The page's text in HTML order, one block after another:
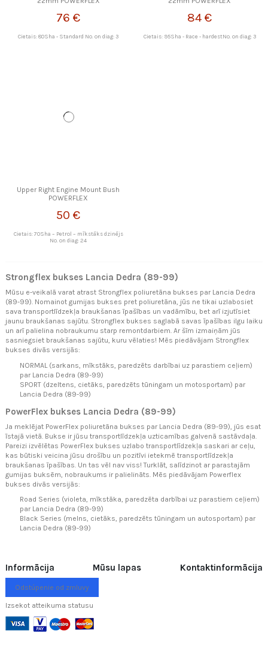
76 €
Cietais: 80Sha - Standard No. on diag: 3
84 €
Cietais: 95Sha - Race - hardestNo. on diag: 3
Upper Right Engine Mount Bush
POWERFLEX
50 €
Cietais: 70Sha – Petrol – mīkstāks dzinējs
No. on diag: 24
Strongflex bukses Lancia Dedra (89-99)
Mūsu e-veikalā varat atrast Strongflex poliuretāna bukses par Lancia Dedra
(89-99). Nomainot gumijas bukses pret poliuretāna, jūs ne tikai uzlabosiet
sava transportlīdzekļa braukšanas īpašības un vadāmību, bet arī izjutīsiet
jaunu braukšanas sajūtu. Strongflex bukses saglabā savas īpašības ilgu laiku
un arī palielina nobraukumu starp remontdarbiem. Ar šīm izmaiņām jūs
sasniegsiet braukšanas sajūtu, kuru vēlaties! Mēs piedāvājam Strongflex
bukses divās versijās:
NORMAL (sarkans, mīkstāks, paredzēts darbībai uz parastiem ceļiem)
par Lancia Dedra (89-99)
SPORT (dzeltens, cietāks, paredzēts tūningam un motosportam) par
Lancia Dedra (89-99)
PowerFlex bukses Lancia Dedra (89-99)
Ja meklējat PowerFlex poliuretāna bukses par Lancia Dedra (89-99), jūs esat
īstajā vietā. Bukse ir jūsu transportlīdzekļa uzticamības galvenā sastāvdaļa.
Pareizi izvēlētas PowerFlex bukses uzlabo transportlīdzekļa saskari ar ceļu,
kas būtiski veicina jūsu drošību un pozitīvi ietekmē transportlīdzekļa
braukšanas īpašības. Un tas vēl nav viss! Turklāt, salīdzinot ar parastajām
gumijas buksēm, nobraukums ir palielināts. Mēs piedāvājam Powerflex
bukses divās versijās:
Road Series (violeta, mīkstāka, paredzēta darbībai uz parastiem ceļiem)
par Lancia Dedra (89-99)
Black Series (melns, cietāks, paredzēts tūningam un autosportam) par
Lancia Dedra (89-99)
Informācija Mūsu lapas Kontaktinformācija
Odstúpenie od zmluvy
Izsekot atteikuma statusu